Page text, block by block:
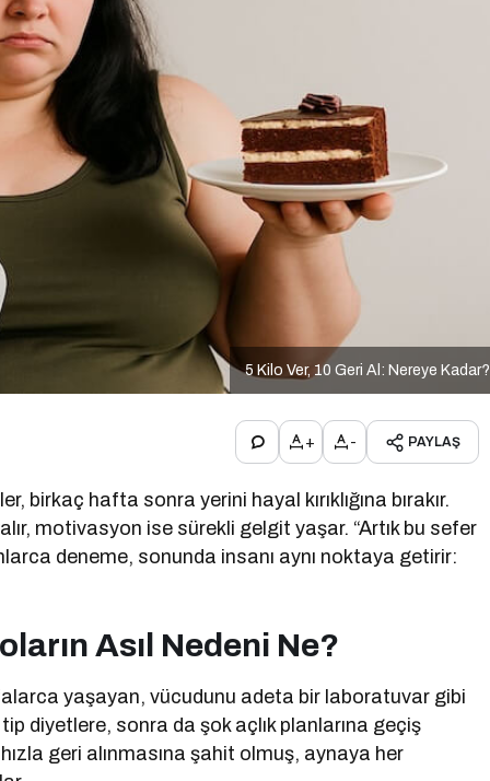
5 Kilo Ver, 10 Geri Al: Nereye Kadar?
+ - PAYLAŞ
birkaç hafta sonra yerini hayal kırıklığına bırakır.
motivasyon ise sürekli gelgit yaşar. “Artık bu sefer
deneme, sonunda insanı aynı noktaya getirir:
Asıl Nedeni Ne?
yaşayan, vücudunu adeta bir laboratuvar gibi
diyetlere, sonra da şok açlık planlarına geçiş
geri alınmasına şahit olmuş, aynaya her